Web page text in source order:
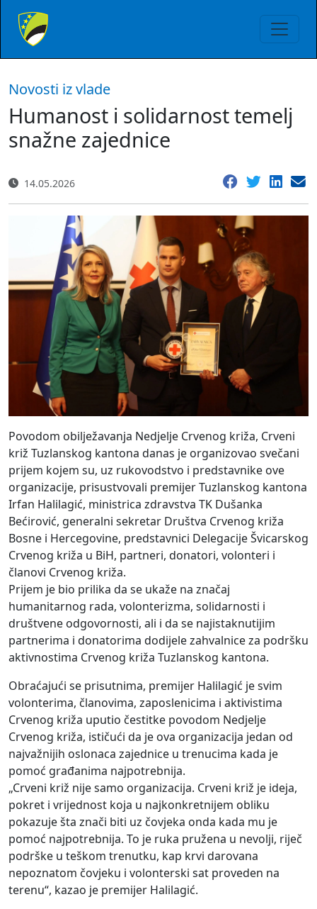
Novosti iz vlade
Humanost i solidarnost temelj
snažne zajednice
14.05.2026
Povodom obilježavanja Nedjelje Crvenog križa, Crveni
križ Tuzlanskog kantona danas je organizovao svečani
prijem kojem su, uz rukovodstvo i predstavnike ove
organizacije, prisustvovali premijer Tuzlanskog kantona
Irfan Halilagić, ministrica zdravstva TK Dušanka
Bećirović, generalni sekretar Društva Crvenog križa
Bosne i Hercegovine, predstavnici Delegacije Švicarskog
Crvenog križa u BiH, partneri, donatori, volonteri i
članovi Crvenog križa.
Prijem je bio prilika da se ukaže na značaj
humanitarnog rada, volonterizma, solidarnosti i
društvene odgovornosti, ali i da se najistaknutijim
partnerima i donatorima dodijele zahvalnice za podršku
aktivnostima Crvenog križa Tuzlanskog kantona.
Obraćajući se prisutnima, premijer Halilagić je svim
volonterima, članovima, zaposlenicima i aktivistima
Crvenog križa uputio čestitke povodom Nedjelje
Crvenog križa, ističući da je ova organizacija jedan od
najvažnijih oslonaca zajednice u trenucima kada je
pomoć građanima najpotrebnija.
„Crveni križ nije samo organizacija. Crveni križ je ideja,
pokret i vrijednost koja u najkonkretnijem obliku
pokazuje šta znači biti uz čovjeka onda kada mu je
pomoć najpotrebnija. To je ruka pružena u nevolji, riječ
podrške u teškom trenutku, kap krvi darovana
nepoznatom čovjeku i volonterski sat proveden na
terenu“, kazao je premijer Halilagić.